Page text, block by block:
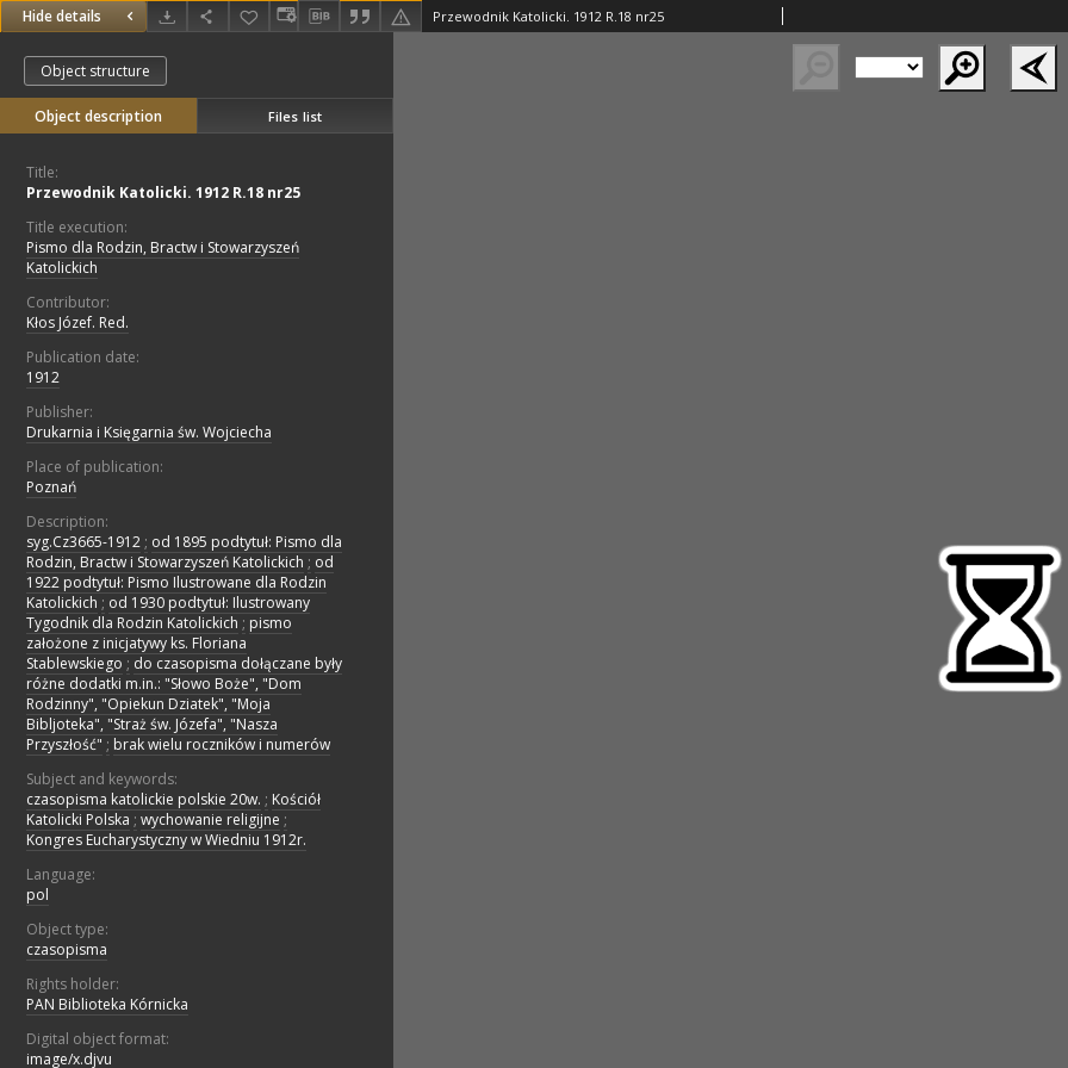
Hide details Przewodnik Katolicki. 1912 R.18 nr25
Object structure
Object description Files list
Title:
Przewodnik Katolicki. 1912 R.18 nr25
Title execution:
Pismo dla Rodzin, Bractw i Stowarzyszeń
Katolickich
Contributor:
Kłos Józef. Red.
Publication date:
1912
Publisher:
Drukarnia i Księgarnia św. Wojciecha
Place of publication:
Poznań
Description:
syg.Cz3665-1912 ; od 1895 podtytuł: Pismo dla
Rodzin, Bractw i Stowarzyszeń Katolickich ; od
1922 podtytuł: Pismo Ilustrowane dla Rodzin
Katolickich ; od 1930 podtytuł: Ilustrowany
Tygodnik dla Rodzin Katolickich ; pismo
założone z inicjatywy ks. Floriana
Stablewskiego ; do czasopisma dołączane były
różne dodatki m.in.: "Słowo Boże", "Dom
Rodzinny", "Opiekun Dziatek", "Moja
Bibljoteka", "Straż św. Józefa", "Nasza
Przyszłość" ; brak wielu roczników i numerów
Subject and keywords:
czasopisma katolickie polskie 20w. ; Kościół
Katolicki Polska ; wychowanie religijne ;
Kongres Eucharystyczny w Wiedniu 1912r.
Language:
pol
Object type:
czasopisma
Rights holder:
PAN Biblioteka Kórnicka
Digital object format:
image/x.djvu